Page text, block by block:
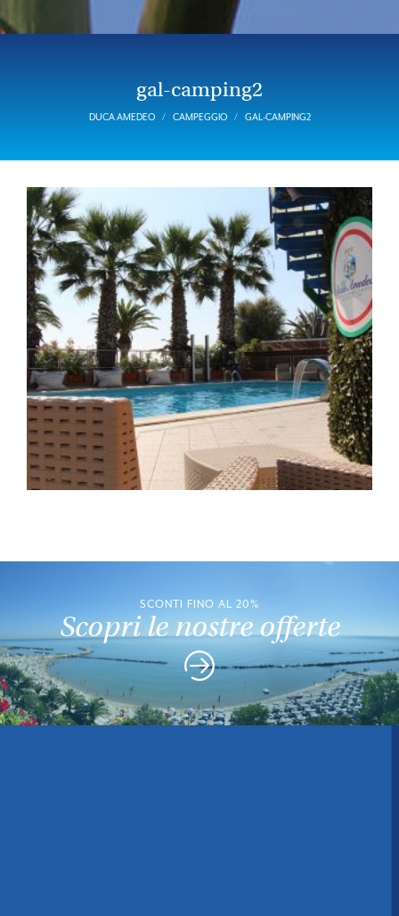
gal-camping2
DUCA AMEDEO CAMPEGGIO GAL-CAMPING2
SCONTI FINO AL 20%
Scopri le nostre offerte